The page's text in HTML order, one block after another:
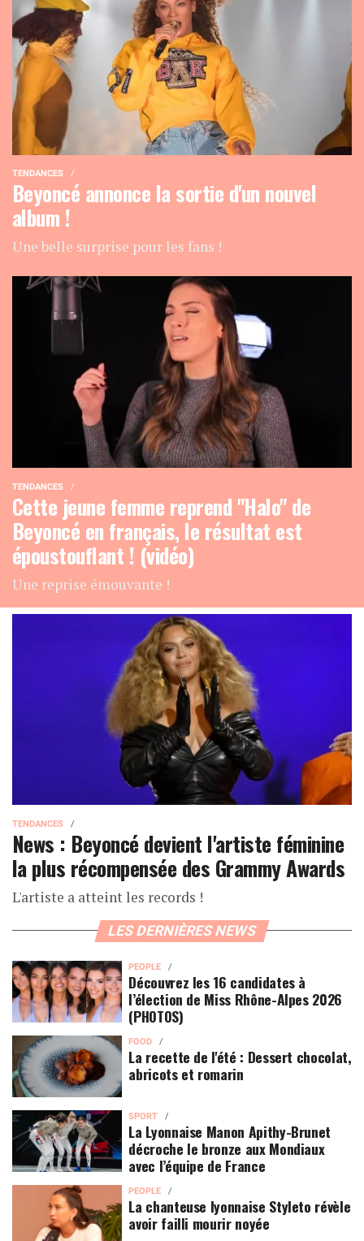
TENDANCES
Beyoncé annonce la sortie d'un nouvel
album !
Une belle surprise pour les fans !
TENDANCES
Cette jeune femme reprend "Halo" de
Beyoncé en français, le résultat est
époustouflant ! (vidéo)
Une reprise émouvante !
TENDANCES
News : Beyoncé devient l'artiste féminine
la plus récompensée des Grammy Awards
L'artiste a atteint les records !
LES DERNIÈRES NEWS
PEOPLE
Découvrez les 16 candidates à
l’élection de Miss Rhône-Alpes 2026
(PHOTOS)
FOOD
La recette de l'été : Dessert chocolat,
abricots et romarin
SPORT
La Lyonnaise Manon Apithy-Brunet
décroche le bronze aux Mondiaux
avec l’équipe de France
PEOPLE
La chanteuse lyonnaise Styleto révèle
avoir failli mourir noyée